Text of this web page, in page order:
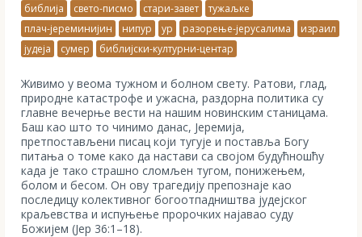
библија свето-писмо стари-завет
тужаљке
плач-јереминијин
нипур ур разорење-јерусалима
израил
јудеја
сумер библијски-културни-центар
Живимо у веома тужном и болном свету. Ратови, глад,
природне катастрофе и ужасна, раздорна политика су
главне вечерње вести на нашим новинским станицама.
Баш као што то чинимо данас, Јеремија,
претпостављени писац који тугује и поставља Богу
питања о томе како да настави са својом будућношћу
када је тако страшно сломљен тугом, понижењем,
болом и бесом. Он ову трагедију препознаје као
последицу колективног богоотпадништва јудејског
краљевства и испуњење пророчких најавао суду
Божијем (Јер 36:1–18).